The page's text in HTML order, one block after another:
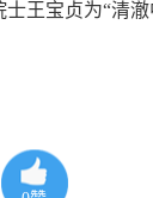
士王宝贞为“清